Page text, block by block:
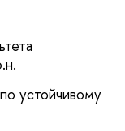
устойчивому